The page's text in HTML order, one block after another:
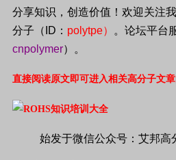
分享知识，创造价值！欢迎关注
分子（ ID ： polytpe） 。论坛平台
cnpolymer）。
直接阅读原文即可进入相关高分子文
始发于微信公众号：艾邦高